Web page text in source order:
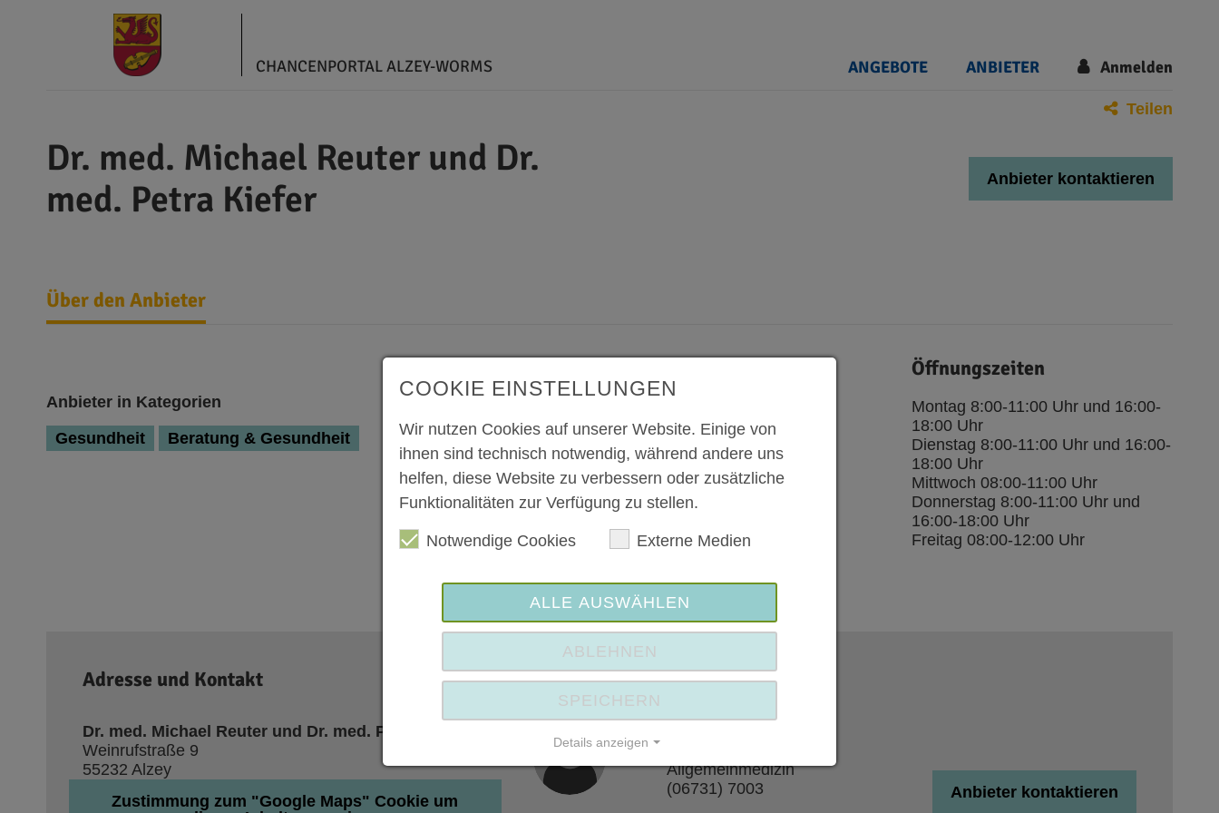
CHANCENPORTAL ALZEY-WORMS ANGEBOTE ANBIETER Anmelden
Teilen
Dr. med. Michael Reuter und Dr.
med. Petra Kiefer
Anbieter kontaktieren
Über den Anbieter
Anbieter in Kategorien
Gesundheit
Beratung & Gesundheit
Öffnungszeiten
Montag 8:00-11:00 Uhr und 16:00-
18:00 Uhr
Dienstag 8:00-11:00 Uhr und 16:00-
18:00 Uhr
Mittwoch 08:00-11:00 Uhr
Donnerstag 8:00-11:00 Uhr und
16:00-18:00 Uhr
Freitag 08:00-12:00 Uhr
Adresse und Kontakt
Dr. med. Michael Reuter und Dr. med. Petra Kiefer
Weinrufstraße 9
55232 Alzey
Zustimmung zum "Google Maps" Cookie um
Ihr Ansprechpartner
Allgemeinmedizin
(06731) 7003
Anbieter kontaktieren
COOKIE EINSTELLUNGEN
Wir nutzen Cookies auf unserer Website. Einige von
ihnen sind technisch notwendig, während andere uns
helfen, diese Website zu verbessern oder zusätzliche
Funktionalitäten zur Verfügung zu stellen.
Notwendige Cookies Externe Medien
ALLE AUSWÄHLEN
ABLEHNEN
SPEICHERN
Details anzeigen
Impressum | Datenschutz